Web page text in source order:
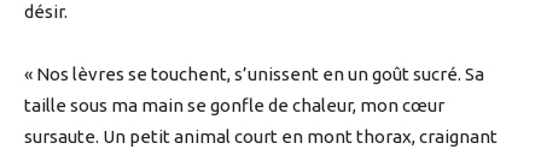
désir.
« Nos lèvres se touchent, s’unissent en un goût sucré. Sa
taille sous ma main se gonfle de chaleur, mon cœur
sursaute. Un petit animal court en mont thorax, craignant